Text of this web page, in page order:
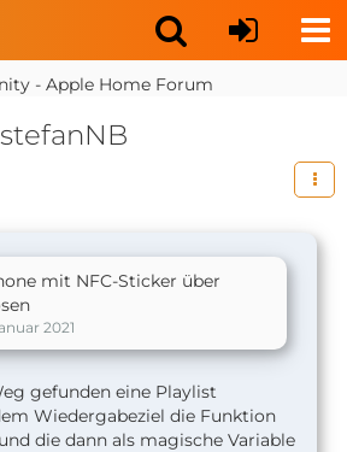
- Apple Home Forum
mit NFC-Sticker über
2021
gefunden eine Playlist
Wiedergabeziel die Funktion
die dann als magische Variable